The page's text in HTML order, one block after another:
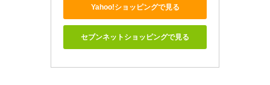
Yahoo!ショッピングで見る
セブンネットショッピングで見る